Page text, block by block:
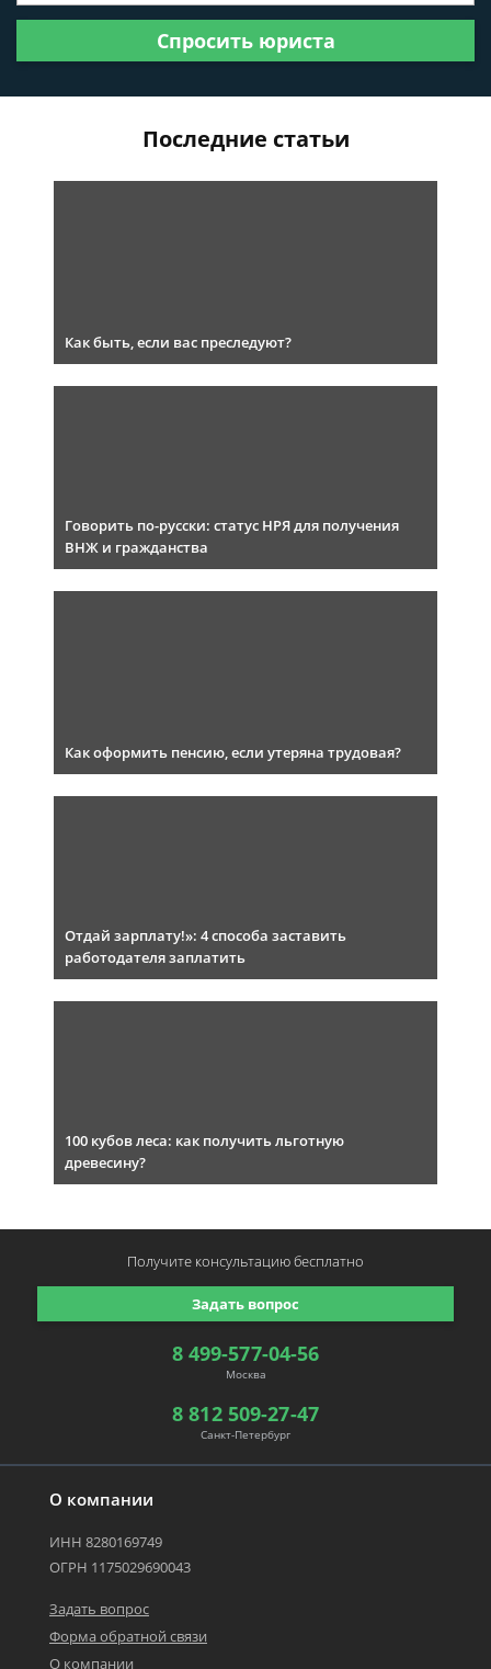
Спросить юриста
Последние статьи
Как быть, если вас преследуют?
Говорить по-русски: статус НРЯ для получения
ВНЖ и гражданства
Как оформить пенсию, если утеряна трудовая?
Отдай зарплату!»: 4 способа заставить
работодателя заплатить
100 кубов леса: как получить льготную
древесину?
О компании
ИНН 8280169749
ОГРН 1175029690043
Задать вопрос
Форма обратной связи
О компании
8 499-577-04-56
Москва
8 812 509-27-47
Санкт-Петербург
Задать вопрос
Получите консультациюбесплатно